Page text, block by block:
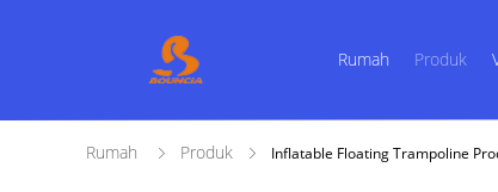
Rumah Produk
Rumah Produk Inflatable Floating Trampoline